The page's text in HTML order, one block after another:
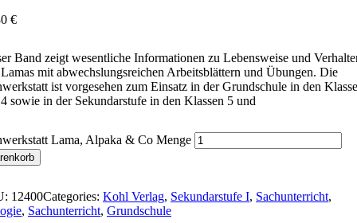
€
Band zeigt wesentliche Informationen zu Lebensweise und
mit abwechslungsreichen Arbeitsblättern und Übungen. Die
ist vorgesehen zum Einsatz in der Grundschule in den
sowie in der Sekundarstufe in den Klassen 5 und
Lama, Alpaka & Co Menge
12400Categories: Kohl Verlag, Sekundarstufe I, Sachunterricht,
, Sachunterricht, Grundschule